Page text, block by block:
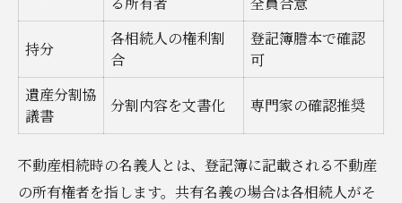
持分
各相続人の権利割
合
登記簿謄本で確認
可
遺産分割協
議書
分割内容を文書化 専門家の確認推奨
不動産相続時の名義人とは、登記簿に記載される不動産
の所有権者を指します。共有名義の場合は各相続人がそ